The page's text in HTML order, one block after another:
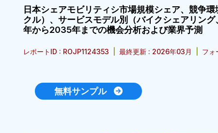
日本シェアモビリティシ市場規模シェア、競争
クル）、サービスモデル別（バイクシェアリン
年から2035年までの機会分析および業界予測
レポートID : ROJP1124353 最終更新 : 2026年03月 フォ
無料サンプル